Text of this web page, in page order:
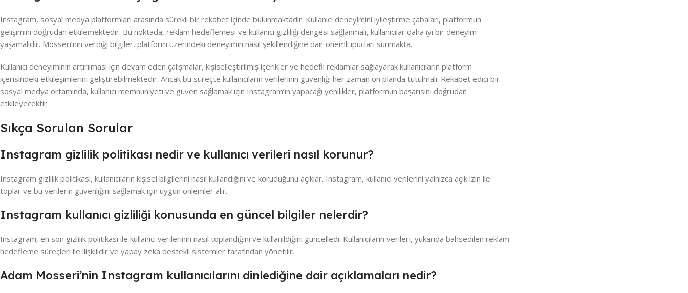
Instagram, sosyal medya platformları arasında sürekli bir rekabet içinde bulunmaktadır. Kullanıcı deneyimini iyileştirme çabaları, platformun
gelişimini doğrudan etkilemektedir. Bu noktada, reklam hedeflemesi ve kullanıcı gizliliği dengesi sağlanmalı, kullanıcılar daha iyi bir deneyim
yaşamalıdır. Mosseri’nin verdiği bilgiler, platform üzerindeki deneyimin nasıl şekillendiğine dair önemli ipucları sunmakta.
Kullanıcı deneyiminin artırılması için devam eden çalışmalar, kişiselleştirilmiş içerikler ve hedefli reklamlar sağlayarak kullanıcıların platform
içerisindeki etkileşimlerini geliştirebilmektedir. Ancak bu süreçte kullanıcıların verilerinin güvenliği her zaman ön planda tutulmalı. Rekabet edici bir
sosyal medya ortamında, kullanıcı memnuniyeti ve güven sağlamak için Instagram’ın yapacağı yenilikler, platformun başarısını doğrudan
etkileyecektir.
Sıkça Sorulan Sorular
Instagram gizlilik politikası nedir ve kullanıcı verileri nasıl korunur?
Instagram gizlilik politikası, kullanıcıların kişisel bilgilerini nasıl kullandığını ve koruduğunu açıklar. Instagram, kullanıcı verilerini yalnızca açık izin ile
toplar ve bu verilerin güvenliğini sağlamak için uygun önlemler alır.
Instagram kullanıcı gizliliği konusunda en güncel bilgiler nelerdir?
Instagram, en son gizlilik politikası ile kullanıcı verilerinin nasıl toplandığını ve kullanıldığını güncelledi. Kullanıcıların verileri, yukarıda bahsedilen reklam
hedefleme süreçleri ile ilişkilidir ve yapay zeka destekli sistemler tarafından yönetilir.
Adam Mosseri’nin Instagram kullanıcılarını dinlediğine dair açıklamaları nedir?